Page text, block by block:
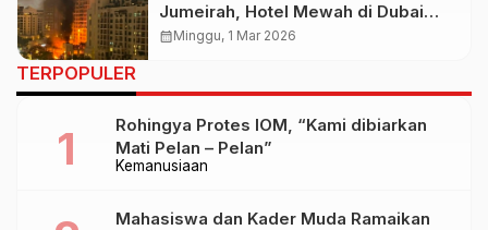
Jumeirah, Hotel Mewah di Dubai
Terbakar di Tengah Eskalasi Iran–AS
calendar_monthMinggu, 1 Mar 2026
TERPOPULER
Kemanusiaan
Rohingya Protes IOM, “Kami dibiarkan
Mati Pelan – Pelan”
Mahasiswa dan Kader Muda Ramaikan